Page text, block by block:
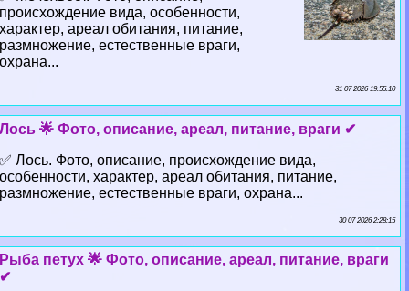
происхождение вида, особенности,
хаpaктер, ареал обитания, питание,
размножение, естественные враги,
охрана...
31 07 2026 19:55:10
Лось 🌟 Фото, описание, ареал, питание, враги ✔
✅ Лось. Фото, описание, происхождение вида,
особенности, хаpaктер, ареал обитания, питание,
размножение, естественные враги, охрана...
30 07 2026 2:28:15
Рыба пeтyx 🌟 Фото, описание, ареал, питание, враги
✔